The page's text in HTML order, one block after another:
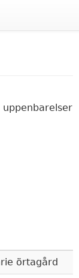
örtagård